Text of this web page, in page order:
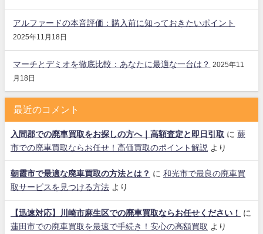
アルファードの本音評価：購入前に知っておきたいポイント
2025年11月18日
マーチとデミオを徹底比較：あなたに最適な一台は？
2025年11
月18日
最近のコメント
入間郡での廃車買取をお探しの方へ｜高額査定と即日引取 に 蕨
市での廃車買取ならお任せ！高価買取のポイント解説 より
朝霞市で最適な廃車買取の方法とは？ に 和光市で最良の廃車買
取サービスを見つける方法 より
【迅速対応】川崎市麻生区での廃車買取ならお任せください！
に
蓮田市での廃車買取を最速で手続き！安心の高額買取 より